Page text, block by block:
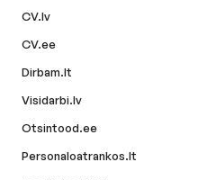
CV.lv
CV.ee
Dirbam.lt
Visidarbi.lv
Otsintood.ee
Personaloatrankos.lt